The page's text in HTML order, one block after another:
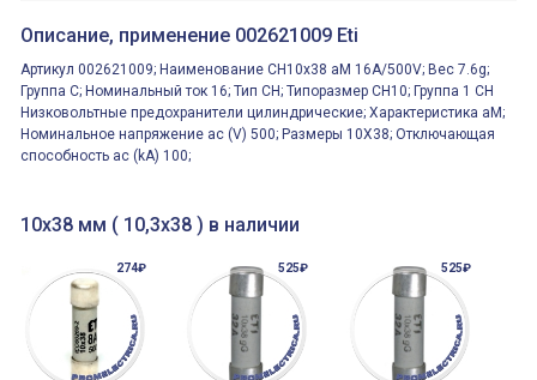
15Ампер 250В
XVR13M05L
Маячок
вращающийся
оранжевый
230VAC 130мм
ВКН8108
ВКН8108
Концевой
выключатель /
выключатель
ролик
многофункциональные
реле времени
Описание, применение 002621009 Eti
Артикул 002621009; Наименование CH10x38 aM 16A/500V; Вес 7.6g;
Группа C; Номинальный ток 16; Тип CH; Типоразмер CH10; Группа 1 CH
Низковольтные предохранители цилиндрические; Характеристика aM;
Номинальное напряжение ac (V) 500; Размеры 10X38; Отключающая
способность ac (kA) 100;
10х38 мм ( 10,3х38 ) в наличии
274₽ 525₽ 525₽